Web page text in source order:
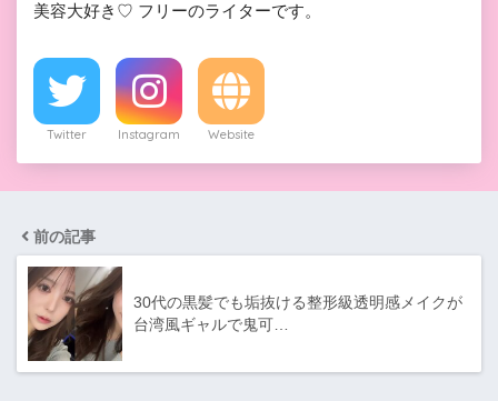
美容大好き♡ フリーのライターです。
Twitter Instagram Website
前の記事
30代の黒髪でも垢抜ける整形級透明感メイクが
台湾風ギャルで鬼可…